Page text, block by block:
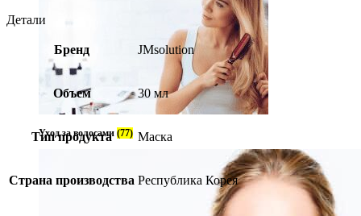
Уход за волосами (77)
Детали
Бренд JMsolution
Объем 30 мл
Тип продукта Маска
Страна производства Республика Корея